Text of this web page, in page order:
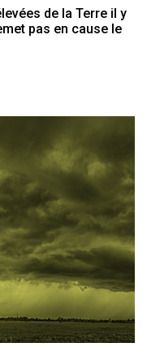
de la Terre il y
pas en cause le